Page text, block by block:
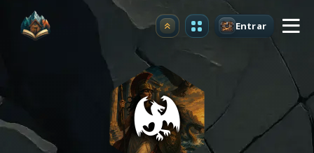
Atualizar Entrar